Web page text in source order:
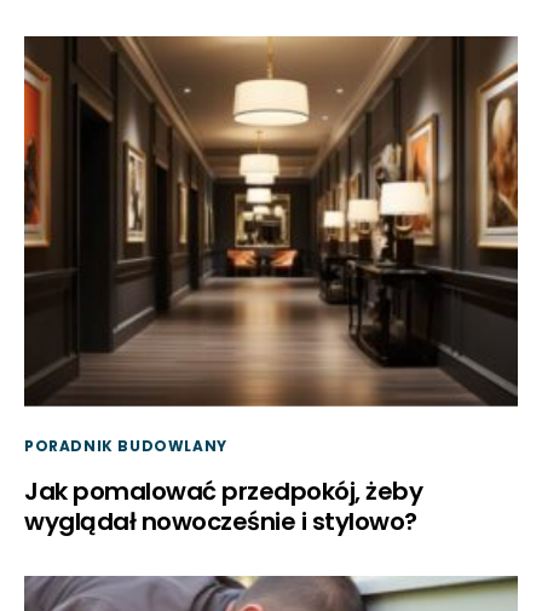
PORADNIK BUDOWLANY
Jak pomalować przedpokój, żeby
wyglądał nowocześnie i stylowo?